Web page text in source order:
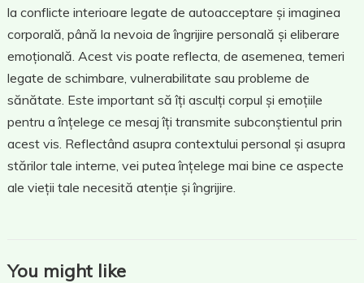
la conflicte interioare legate de autoacceptare și imaginea
corporală, până la nevoia de îngrijire personală și eliberare
emoțională. Acest vis poate reflecta, de asemenea, temeri
legate de schimbare, vulnerabilitate sau probleme de
sănătate. Este important să îți asculți corpul și emoțiile
pentru a înțelege ce mesaj îți transmite subconștientul prin
acest vis. Reflectând asupra contextului personal și asupra
stărilor tale interne, vei putea înțelege mai bine ce aspecte
ale vieții tale necesită atenție și îngrijire.
You might like